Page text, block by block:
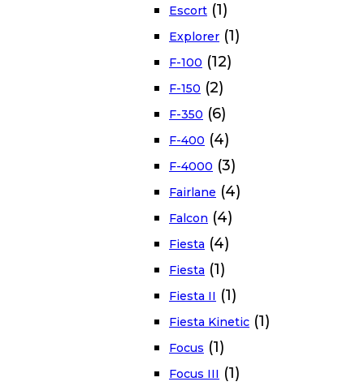
Escort (1)
Explorer (1)
F-100 (12)
F-150 (2)
F-350 (6)
F-400 (4)
F-4000 (3)
Fairlane (4)
Falcon (4)
Fiesta (4)
Fiesta (1)
Fiesta II (1)
Fiesta Kinetic (1)
Focus (1)
Focus III (1)